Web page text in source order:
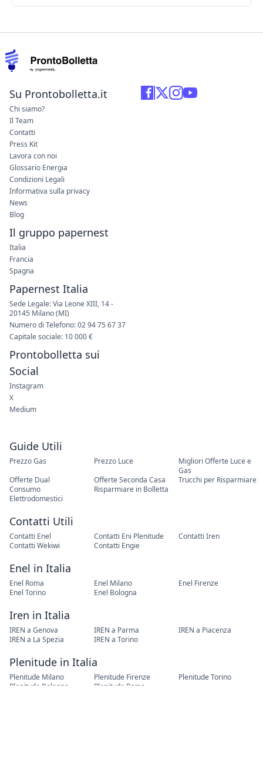
Guide Utili
Prezzo Gas Prezzo Luce
Migliori Offerte Luce e
Gas
Offerte Dual
Offerte Seconda Casa
Trucchi per Risparmiare
Consumo
Elettrodomestici
Risparmiare in Bolletta
Contatti Utili
Contatti Enel Contatti Eni Plenitude
Contatti Iren
Contatti Wekiwi
Contatti Engie
Enel in Italia
Enel Roma Enel Milano
Enel Firenze
Enel Torino
Enel Bologna
Iren in Italia
IREN a Genova IREN a Parma
IREN a Piacenza
IREN a La Spezia
IREN a Torino
Plenitude in Italia
Plenitude Milano Plenitude Firenze
Plenitude Torino
Plenitude Bologna
Plenitude Roma
Su Prontobolletta.it
Chi siamo?
Il Team
Contatti
Press Kit
Lavora con noi
Glossario Energia
Condizioni Legali
Informativa sulla privacy
News
Blog
Il gruppo papernest
Italia
Francia
Spagna
Papernest Italia
Sede Legale: Via Leone XIII, 14 -
20145 Milano (MI)
Numero di Telefono: 02 94 75 67 37
Capitale sociale: 10 000 €
Prontobolletta sui
Social
Instagram
X
Medium